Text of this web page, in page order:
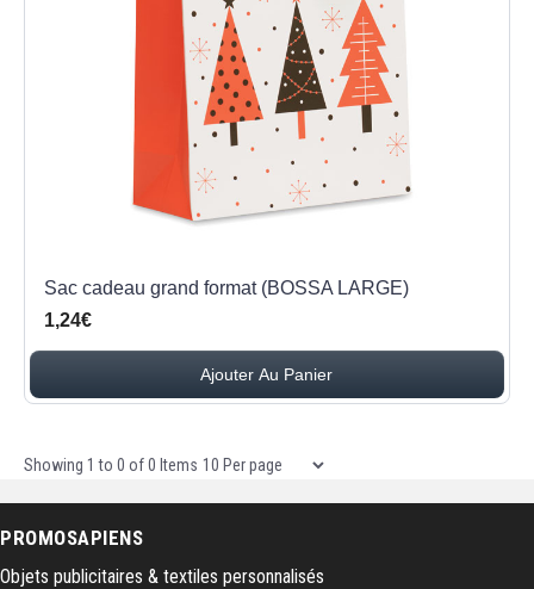
Sac cadeau grand format (BOSSA LARGE)
1,24€
Ajouter Au Panier
Showing 1 to 0 of0 Items Items per page
PROMOSAPIENS
Objets publicitaires & textiles personnalisés